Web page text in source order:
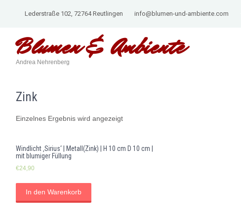
Lederstraße 102, 72764 Reutlingen info@blumen-und-ambiente.com
Blumen &Ambiente
Andrea Nehrenberg
Zink
Einzelnes Ergebnis wird angezeigt
Windlicht ‚Sirius‘ | Metall(Zink) | H 10 cm D 10 cm |
mit blumiger Füllung
€24,90
In den Warenkorb